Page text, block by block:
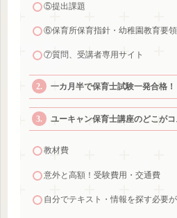
⑤提出課題
⑥保育所保育指針・幼稚園教育要領
⑦質問、受講者専用サイト
一カ月半で保育士試験一発合格
ユーキャン保育士講座のどこが
教材費
意外と高額！受験費用・交通費
自分でテキスト・情報を探す必要